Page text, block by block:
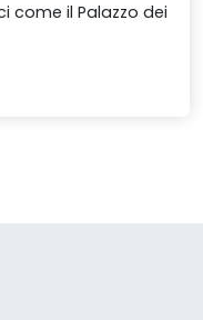
come il Palazzo dei